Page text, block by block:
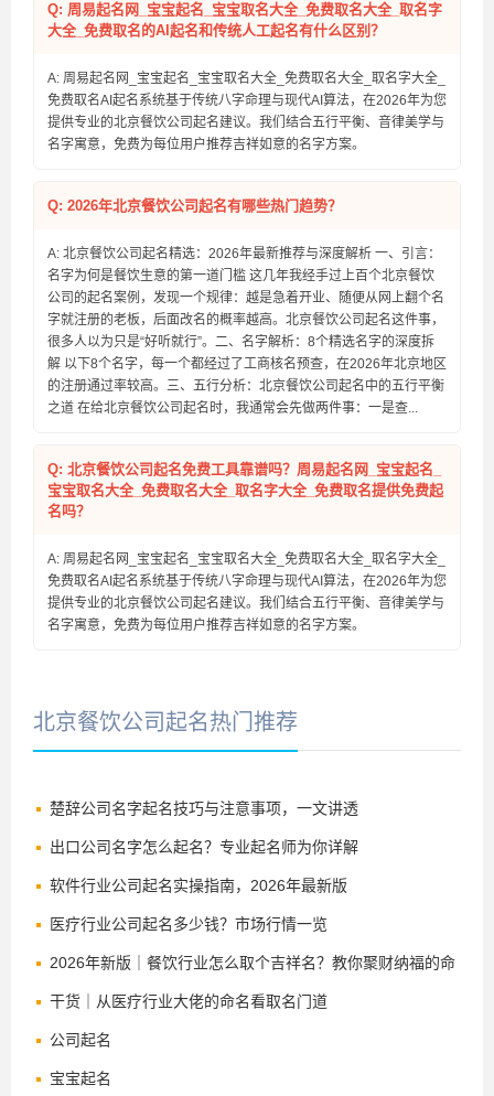
Q: 周易起名网_宝宝起名_宝宝取名大全_免费取名大全_取名字
大全_免费取名的AI起名和传统人工起名有什么区别？
A: 周易起名网_宝宝起名_宝宝取名大全_免费取名大全_取名字大全_
免费取名AI起名系统基于传统八字命理与现代AI算法，在2026年为您
提供专业的北京餐饮公司起名建议。我们结合五行平衡、音律美学与
名字寓意，免费为每位用户推荐吉祥如意的名字方案。
Q: 2026年北京餐饮公司起名有哪些热门趋势？
A: 北京餐饮公司起名精选：2026年最新推荐与深度解析 一、引言：
名字为何是餐饮生意的第一道门槛 这几年我经手过上百个北京餐饮
公司的起名案例，发现一个规律：越是急着开业、随便从网上翻个名
字就注册的老板，后面改名的概率越高。北京餐饮公司起名这件事，
很多人以为只是“好听就行”。二、名字解析：8个精选名字的深度拆
解 以下8个名字，每一个都经过了工商核名预查，在2026年北京地区
的注册通过率较高。三、五行分析：北京餐饮公司起名中的五行平衡
之道 在给北京餐饮公司起名时，我通常会先做两件事：一是查...
Q: 北京餐饮公司起名免费工具靠谱吗？周易起名网_宝宝起名_
宝宝取名大全_免费取名大全_取名字大全_免费取名提供免费起
名吗？
A: 周易起名网_宝宝起名_宝宝取名大全_免费取名大全_取名字大全_
免费取名AI起名系统基于传统八字命理与现代AI算法，在2026年为您
提供专业的北京餐饮公司起名建议。我们结合五行平衡、音律美学与
名字寓意，免费为每位用户推荐吉祥如意的名字方案。
北京餐饮公司起名热门推荐
楚辞公司名字起名技巧与注意事项，一文讲透
出口公司名字怎么起名？专业起名师为你详解
软件行业公司起名实操指南，2026年最新版
医疗行业公司起名多少钱？市场行情一览
2026年新版｜餐饮行业怎么取个吉祥名？教你聚财纳福的命
名法
干货｜从医疗行业大佬的命名看取名门道
公司起名
宝宝起名